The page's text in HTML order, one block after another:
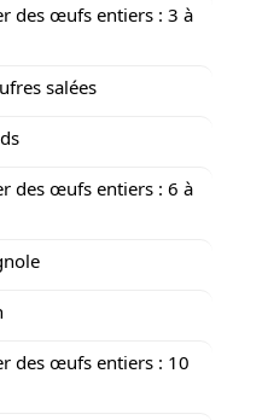
des œufs entiers : 3 à
salées
des œufs entiers : 6 à
des œufs entiers : 10